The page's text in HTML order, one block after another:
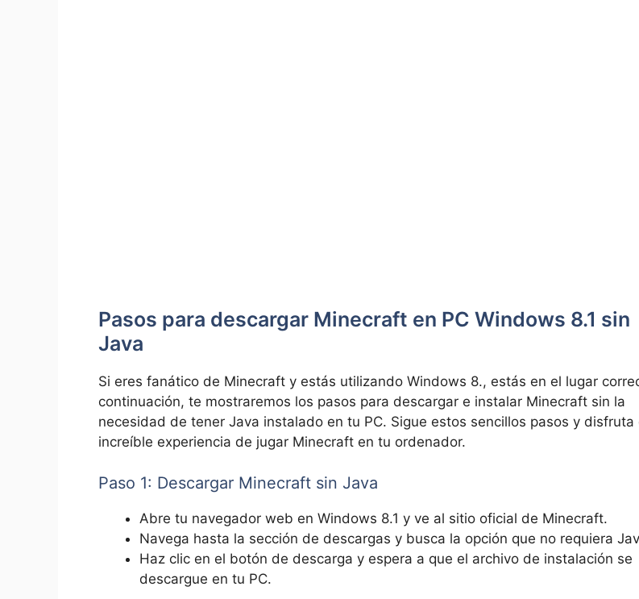
Pasos para descargar Minecraft en PC Windows 8.1 sin
Java
Si eres fanático de Minecraft y estás utilizando Windows 8., ⁢estás en el lugar
continuación, te mostraremos los pasos para descargar e ‌instalar ⁤Minecraft sin la
necesidad de tener Java instalado en ​tu PC. Sigue estos sencillos pasos y ‍disfruta
increíble experiencia‌ de jugar‍ Minecraft ‍en tu ordenador.
Paso 1: Descargar ⁣Minecraft sin Java
Abre tu navegador web en Windows 8.1 ⁣y ve al sitio oficial de Minecraft.
Navega hasta la sección de descargas y busca la opción que no requiera
Haz clic en el botón de descarga y espera a que⁢ el archivo de instalación se ​
descargue en tu PC.